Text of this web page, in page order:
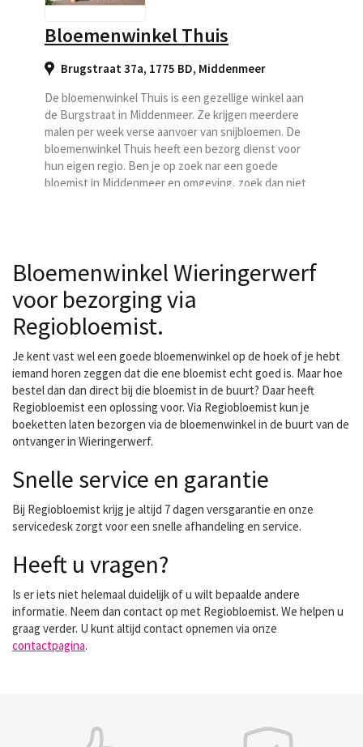
Bloemenwinkel Thuis
Brugstraat 37a, 1775 BD, Middenmeer
De bloemenwinkel Thuis is een gezellige winkel aan
de Burgstraat in Middenmeer. Ze krijgen meerdere
malen per week verse aanvoer van snijbloemen. De
bloemenwinkel Thuis heeft een bezorg dienst voor
hun eigen regio. Ben je op zoek nar een goede
bloemist in Middenmeer en omgeving, zoek dan niet
Bloemenwinkel Wieringerwerf
voor bezorging via
Regiobloemist.
Je kent vast wel een goede bloemenwinkel op de hoek of je hebt
iemand horen zeggen dat die ene bloemist echt goed is. Maar hoe
bestel dan dan direct bij die bloemist in de buurt? Daar heeft
Regiobloemist een oplossing voor. Via Regiobloemist kun je
boeketten laten bezorgen via de bloemenwinkel in de buurt van de
ontvanger in Wieringerwerf.
Snelle service en garantie
Bij Regiobloemist krijg je altijd 7 dagen versgarantie en onze
servicedesk zorgt voor een snelle afhandeling en service.
Heeft u vragen?
Is er iets niet helemaal duidelijk of u wilt bepaalde andere
informatie. Neem dan contact op met Regiobloemist. We helpen u
graag verder. U kunt altijd contact opnemen via onze
contactpagina.